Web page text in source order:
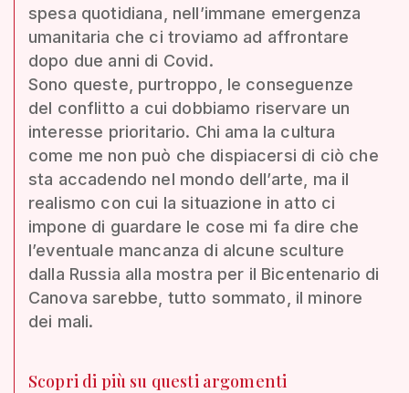
spesa quotidiana, nell’immane emergenza
umanitaria che ci troviamo ad affrontare
dopo due anni di Covid.
Sono queste, purtroppo, le conseguenze
del conflitto a cui dobbiamo riservare un
interesse prioritario. Chi ama la cultura
come me non può che dispiacersi di ciò che
sta accadendo nel mondo dell’arte, ma il
realismo con cui la situazione in atto ci
impone di guardare le cose mi fa dire che
l’eventuale mancanza di alcune sculture
dalla Russia alla mostra per il Bicentenario di
Canova sarebbe, tutto sommato, il minore
dei mali.
Scopri di più su questi argomenti